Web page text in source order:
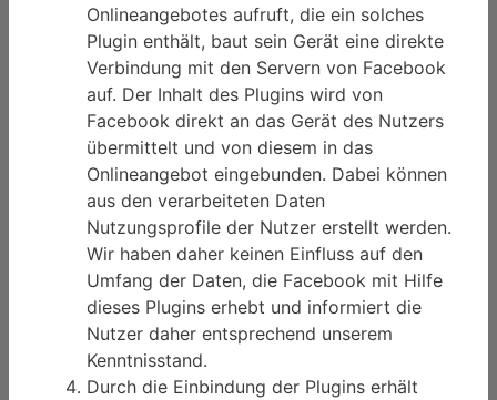
Onlineangebotes aufruft, die ein solches
Plugin enthält, baut sein Gerät eine direkte
Verbindung mit den Servern von Facebook
auf. Der Inhalt des Plugins wird von
Facebook direkt an das Gerät des Nutzers
übermittelt und von diesem in das
Onlineangebot eingebunden. Dabei können
aus den verarbeiteten Daten
Nutzungsprofile der Nutzer erstellt werden.
Wir haben daher keinen Einfluss auf den
Umfang der Daten, die Facebook mit Hilfe
dieses Plugins erhebt und informiert die
Nutzer daher entsprechend unserem
Kenntnisstand.
Durch die Einbindung der Plugins erhält